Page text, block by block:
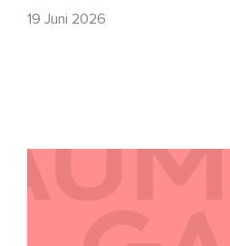
19 Juni 2026